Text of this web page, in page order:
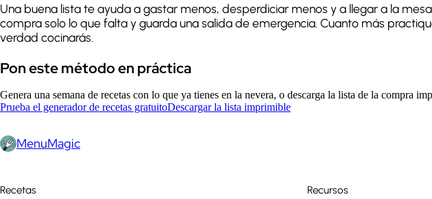
Una buena lista te ayuda a gastar menos, desperdiciar menos y a llegar a la
compra solo lo que falta y guarda una salida de emergencia. Cuanto más
verdad cocinarás.
Pon este método en práctica
Genera una semana de recetas con lo que ya tienes en la nevera, o descarga la lista de la compra
Prueba el generador de recetas gratuitoDescargar la lista imprimible
MenuMagic
Recetas Recursos